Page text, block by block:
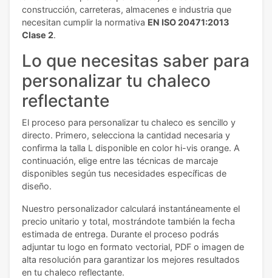
construcción, carreteras, almacenes e industria que
necesitan cumplir la normativa EN ISO 20471:2013
Clase 2.
Lo que necesitas saber para
personalizar tu chaleco
reflectante
El proceso para personalizar tu chaleco es sencillo y
directo. Primero, selecciona la cantidad necesaria y
confirma la talla L disponible en color hi-vis orange. A
continuación, elige entre las técnicas de marcaje
disponibles según tus necesidades específicas de
diseño.
Nuestro personalizador calculará instantáneamente el
precio unitario y total, mostrándote también la fecha
estimada de entrega. Durante el proceso podrás
adjuntar tu logo en formato vectorial, PDF o imagen de
alta resolución para garantizar los mejores resultados
en tu chaleco reflectante.